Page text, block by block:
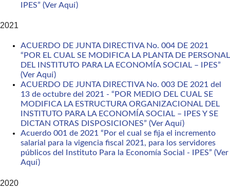
IPES” (Ver Aquí)
2021
ACUERDO DE JUNTA DIRECTIVA No. 004 DE 2021
“POR EL CUAL SE MODIFICA LA PLANTA DE PERSONAL
DEL INSTITUTO PARA LA ECONOMÍA SOCIAL – IPES”
(Ver Aquí)
ACUERDO DE JUNTA DIRECTIVA No. 003 DE 2021 del
13 de octubre del 2021 - “POR MEDIO DEL CUAL SE
MODIFICA LA ESTRUCTURA ORGANIZACIONAL DEL
INSTITUTO PARA LA ECONOMÍA SOCIAL – IPES Y SE
DICTAN OTRAS DISPOSICIONES” (Ver Aquí)
Acuerdo 001 de 2021 “Por el cual se fija el incremento
salarial para la vigencia fiscal 2021, para los servidores
públicos del Instituto Para la Economía Social - IPES” (Ver
Aquí)
2020